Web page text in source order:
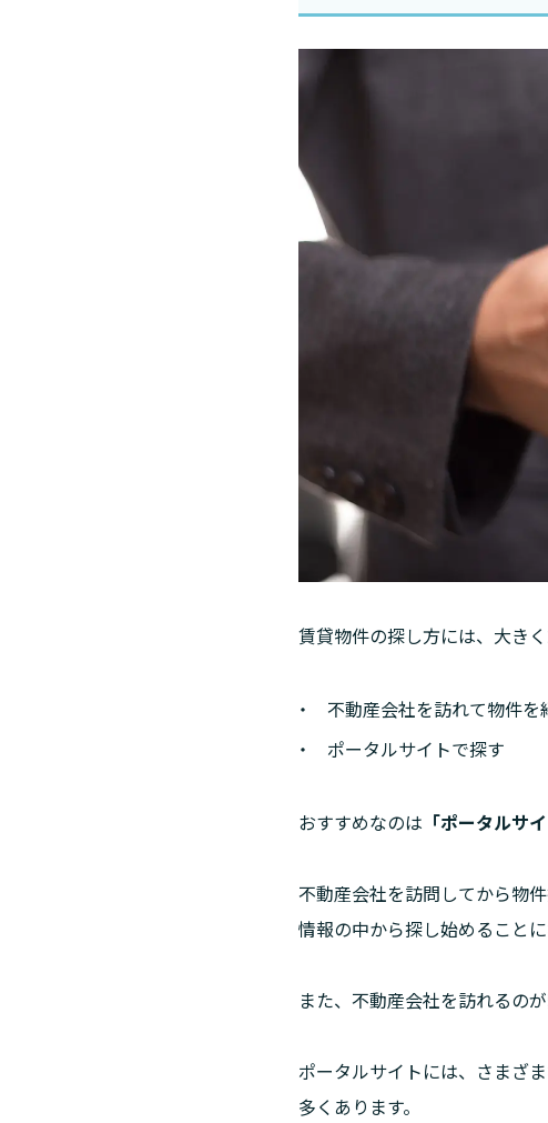
賃貸物件の探し方には、大き
不動産会社を訪れて物件を
ポータルサイトで探す
おすすめなのは 「ポータルサ
不動産会社を訪問してから物
情報の中から探し始めることに
また、不動産会社を訪れるの
ポータルサイトには、さまざ
多くあります。